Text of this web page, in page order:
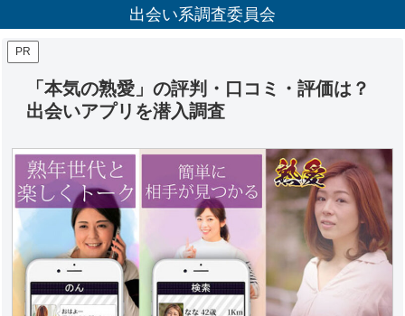
出会い系調査委員会
PR
「本気の熟愛」の評判・口コミ・評価は？
出会いアプリを潜入調査